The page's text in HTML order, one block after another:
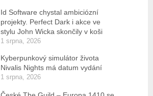
Id Software chystal ambiciózní
projekty. Perfect Dark i akce ve
stylu John Wicka skončily v koši
1 srpna, 2026
Kyberpunkový simulátor života
Nivalis Nights má datum vydání
1 srpna, 2026